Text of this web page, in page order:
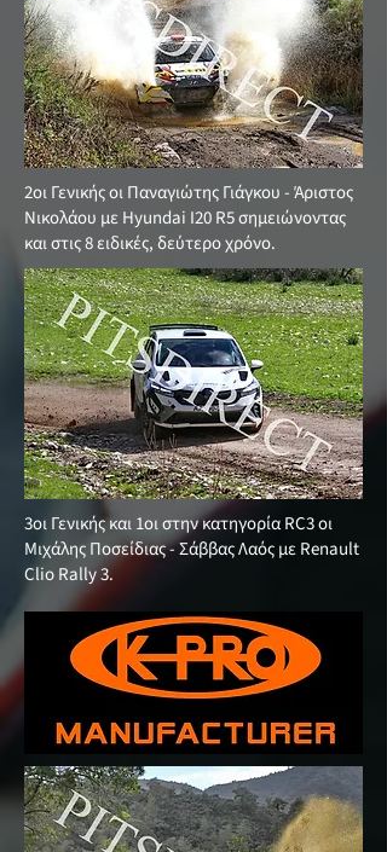
2οι Γενικής οι Παναγιώτης Γιάγκου - Άριστος
Νικολάου με Hyundai Ι20 R5 σημειώνοντας
και στις 8 ειδικές, δεύτερο χρόνο.
3οι Γενικής και 1οι στην κατηγορία RC3 οι
Μιχάλης Ποσείδιας - Σάββας Λαός με Renault
Clio Rally 3.